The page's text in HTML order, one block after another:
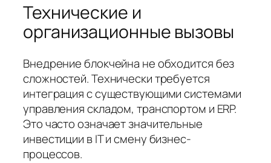
Технические и
организационные вызовы
Внедрение блокчейна не обходится без
сложностей. Технически требуется
интеграция с существующими системами
управления складом, транспортом и ERP.
Это часто означает значительные
инвестиции в IT и смену бизнес-
процессов.